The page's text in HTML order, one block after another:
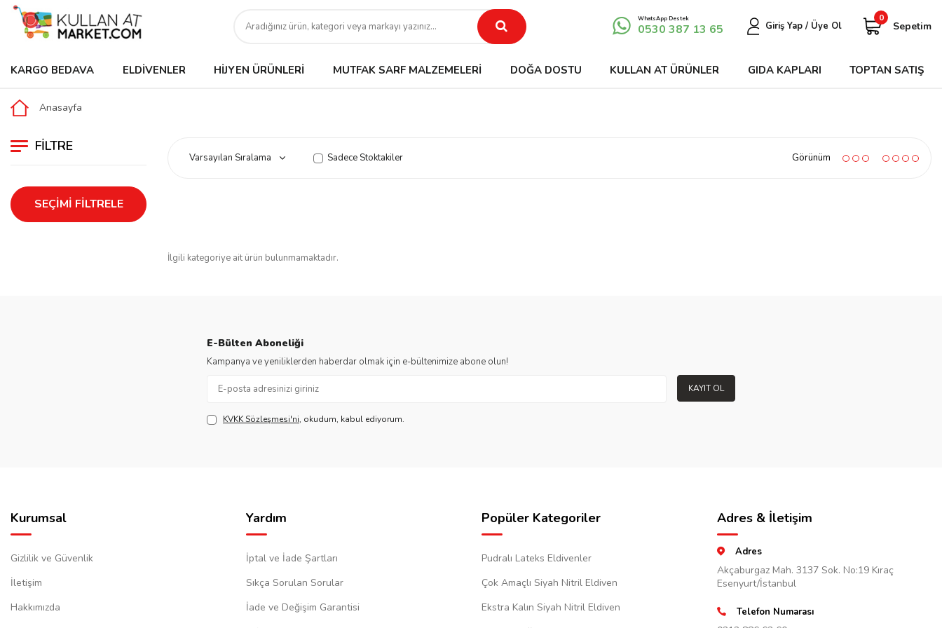
WhatsApp Destek
0530 387 13 65 Giriş Yap / Üye Ol
0
Sepetim
KARGO BEDAVA ELDIVENLER HIJYEN ÜRÜNLERI MUTFAK SARF MALZEMELERI DOĞA DOSTU KULLAN AT ÜRÜNLER GIDA KAPLARI TOPTAN SATIŞ
Anasayfa
FILTRE
SEÇIMI FILTRELE
Sadece Stoktakiler Görünüm
İlgili kategoriye ait ürün bulunmamaktadır.
E-Bülten Aboneliği
Kampanya ve yeniliklerden haberdar olmak için e-bültenimize abone olun!
KAYIT OL
KVKK Sözleşmesi'ni, okudum, kabul ediyorum.
Kurumsal
Gizlilik ve Güvenlik
İletişim
Hakkımızda
Yardım
İptal ve İade Şartları
Sıkça Sorulan Sorular
İade ve Değişim Garantisi
Popüler Kategoriler
Pudralı Lateks Eldivenler
Çok Amaçlı Siyah Nitril Eldiven
Ekstra Kalın Siyah Nitril Eldiven
Adres & İletişim
Adres
Akçaburgaz Mah. 3137 Sok. No:19 Kıraç
Esenyurt/İstanbul
Telefon Numarası